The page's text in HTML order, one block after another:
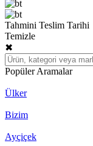
Tahmini Teslim Tarihi
Temizle
✖
Popüler Aramalar
Ülker
Bizim
Ayçiçek